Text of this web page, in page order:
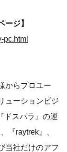
ジ】
pc.html
からプロユー
ューションビジ
ドスパラ』の運
『raytrek』、
当社だけのアフ